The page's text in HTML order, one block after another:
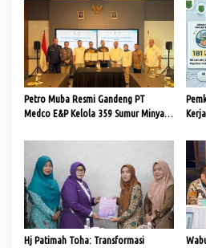
Petro Muba Resmi Gandeng PT
Medco E&P Kelola 359 Sumur Minyak
Hj Patimah Toha: Transformasi